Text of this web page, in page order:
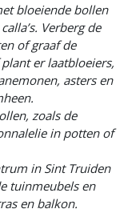
bloeiende bollen
Verberg de
of graaf de
er laatbloeiers,
asters en
zoals de
in potten of
in Sint Truiden
tuinmeubels en
en balkon.